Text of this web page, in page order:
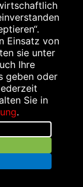
auf
auf
Gilt nicht
Einsatz von
sie unter
Ihre
geben oder
Sie in
.